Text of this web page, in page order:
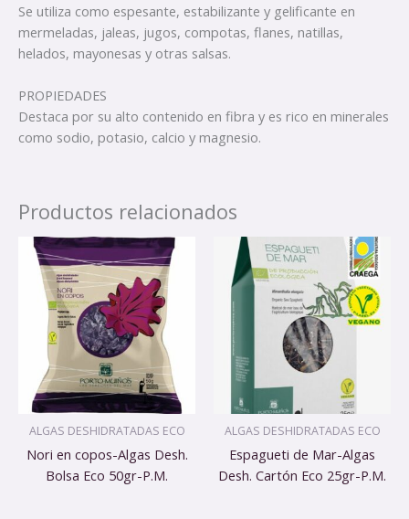
Se utiliza como espesante, estabilizante y gelificante en
mermeladas, jaleas, jugos, compotas, flanes, natillas,
helados, mayonesas y otras salsas.
PROPIEDADES
Destaca por su alto contenido en fibra y es rico en minerales
como sodio, potasio, calcio y magnesio.
Productos relacionados
ALGAS DESHIDRATADAS ECO
Nori en copos-Algas Desh.
Bolsa Eco 50gr-P.M.
ALGAS DESHIDRATADAS ECO
Espagueti de Mar-Algas
Desh. Cartón Eco 25gr-P.M.